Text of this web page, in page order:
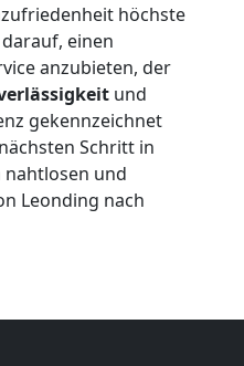
höchste
einen
anzubieten, der
und
gekennzeichnet
Schritt in
und
Leonding nach